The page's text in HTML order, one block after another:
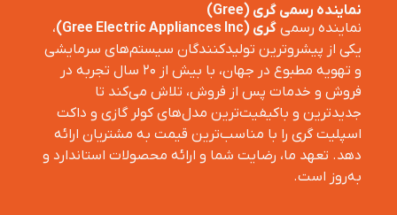
نماینده رسمی گری (Gree)
نماینده رسمی گری (Gree Electric Appliances Inc)
،
یکی از پیشروترین تولیدکنندگان سیستم‌های سرمایشی
و تهویه مطبوع در جهان، با بیش از ۲۰ سال تجربه در
فروش و خدمات پس از فروش، تلاش می‌کند تا
جدیدترین و باکیفیت‌ترین مدل‌های کولر گازی و داکت
اسپلیت گری را با مناسب‌ترین قیمت به مشتریان ارائه
دهد. تعهد ما، رضایت شما و ارائه محصولات استاندارد و
به‌روز است.